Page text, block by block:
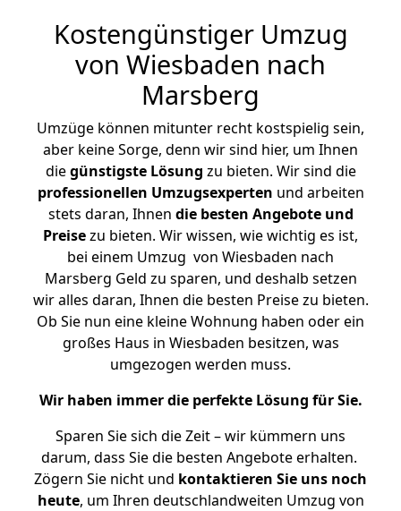
Kostengünstiger Umzug
von Wiesbaden nach
Marsberg
Umzüge können mitunter recht kostspielig sein,
aber keine Sorge, denn wir sind hier, um Ihnen
diegünstigste Lösung zu bieten. Wir sind die
professionellen Umzugsexperten und arbeiten
stets daran, Ihnen die besten Angebote und
Preisezu bieten. Wir wissen, wie wichtig es ist,
bei einem Umzug von Wiesbaden nach
Marsberg Geld zu sparen, und deshalb setzen
wir alles daran, Ihnen die besten Preise zu bieten.
Ob Sie nun eine kleine Wohnung haben oder ein
großes Haus in Wiesbaden besitzen, was
umgezogen werden muss.
Wir haben immer die perfekte Lösung für Sie.
Sparen Sie sich die Zeit – wir kümmern uns
darum, dass Sie die besten Angebote erhalten.
Zögern Sie nicht und kontaktieren Sie uns noch
heute, um Ihren deutschlandweiten Umzug von